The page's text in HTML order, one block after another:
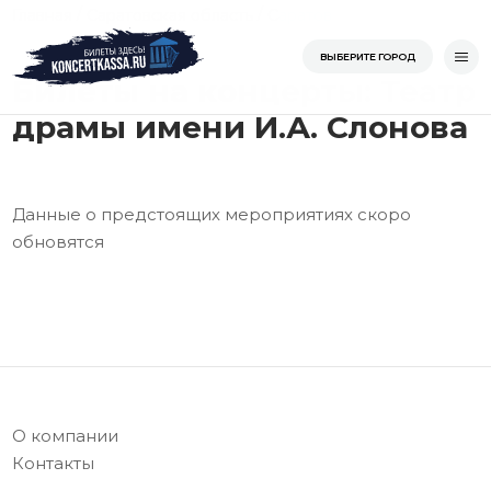
содержимому
Главная
ВЫБЕРИТЕ ГОРОД
Билеты на концерты: Театр
драмы имени И.А. Слонова
Данные о предстоящих мероприятиях скоро
обновятся
О компании
Контакты